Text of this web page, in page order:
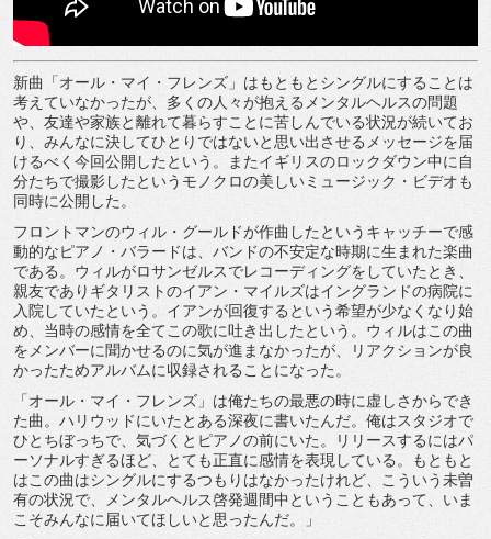
新曲「オール・マイ・フレンズ」はもともとシングルにすることは
考えていなかったが、多くの人々が抱えるメンタルヘルスの問題
や、友達や家族と離れて暮らすことに苦しんでいる状況が続いてお
り、みんなに決してひとりではないと思い出させるメッセージを届
けるべく今回公開したという。またイギリスのロックダウン中に自
分たちで撮影したというモノクロの美しいミュージック・ビデオも
同時に公開した。
フロントマンのウィル・グールドが作曲したというキャッチーで感
動的なピアノ・バラードは、バンドの不安定な時期に生まれた楽曲
である。ウィルがロサンゼルスでレコーディングをしていたとき、
親友でありギタリストのイアン・マイルズはイングランドの病院に
入院していたという。イアンが回復するという希望が少なくなり始
め、当時の感情を全てこの歌に吐き出したという。ウィルはこの曲
をメンバーに聞かせるのに気が進まなかったが、リアクションが良
かったためアルバムに収録されることになった。
「オール・マイ・フレンズ」は俺たちの最悪の時に虚しさからでき
た曲。ハリウッドにいたとある深夜に書いたんだ。俺はスタジオで
ひとちぼっちで、気づくとピアノの前にいた。リリースするにはパ
ーソナルすぎるほど、とても正直に感情を表現している。もともと
はこの曲はシングルにするつもりはなかったけれど、こういう未曽
有の状況で、メンタルヘルス啓発週間中ということもあって、いま
こそみんなに届いてほしいと思ったんだ。」